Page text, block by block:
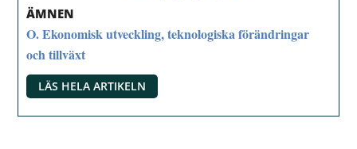
ÄMNEN
O. Ekonomisk utveckling, teknologiska förändringar
och tillväxt
LÄS HELA ARTIKELN